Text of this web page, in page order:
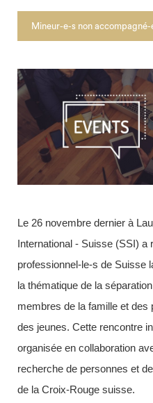
Mineur-e-s non accompagné-
Le 26 novembre dernier à
International - Suisse (SSI) a
professionnel-le-s de Suisse
la thématique de la
membres de la famille et des
des jeunes. Cette rencontre
organisée en collaboration
recherche de personnes et
de la Croix-Rouge suisse.